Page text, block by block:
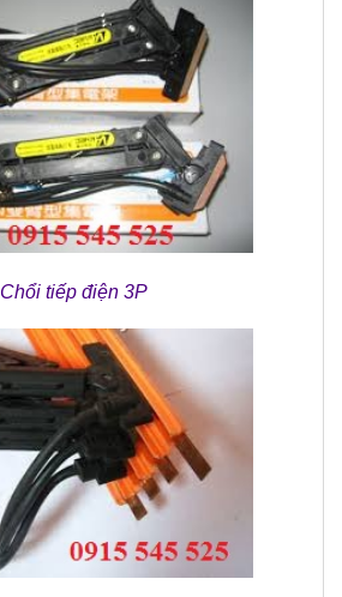
Chổi tiếp điện 3P